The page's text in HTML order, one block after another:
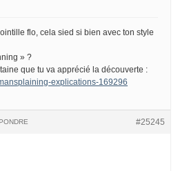
flo, cela sied si bien avec ton style
» ?
que tu va apprécié la découverte :
explications-169296
#25245